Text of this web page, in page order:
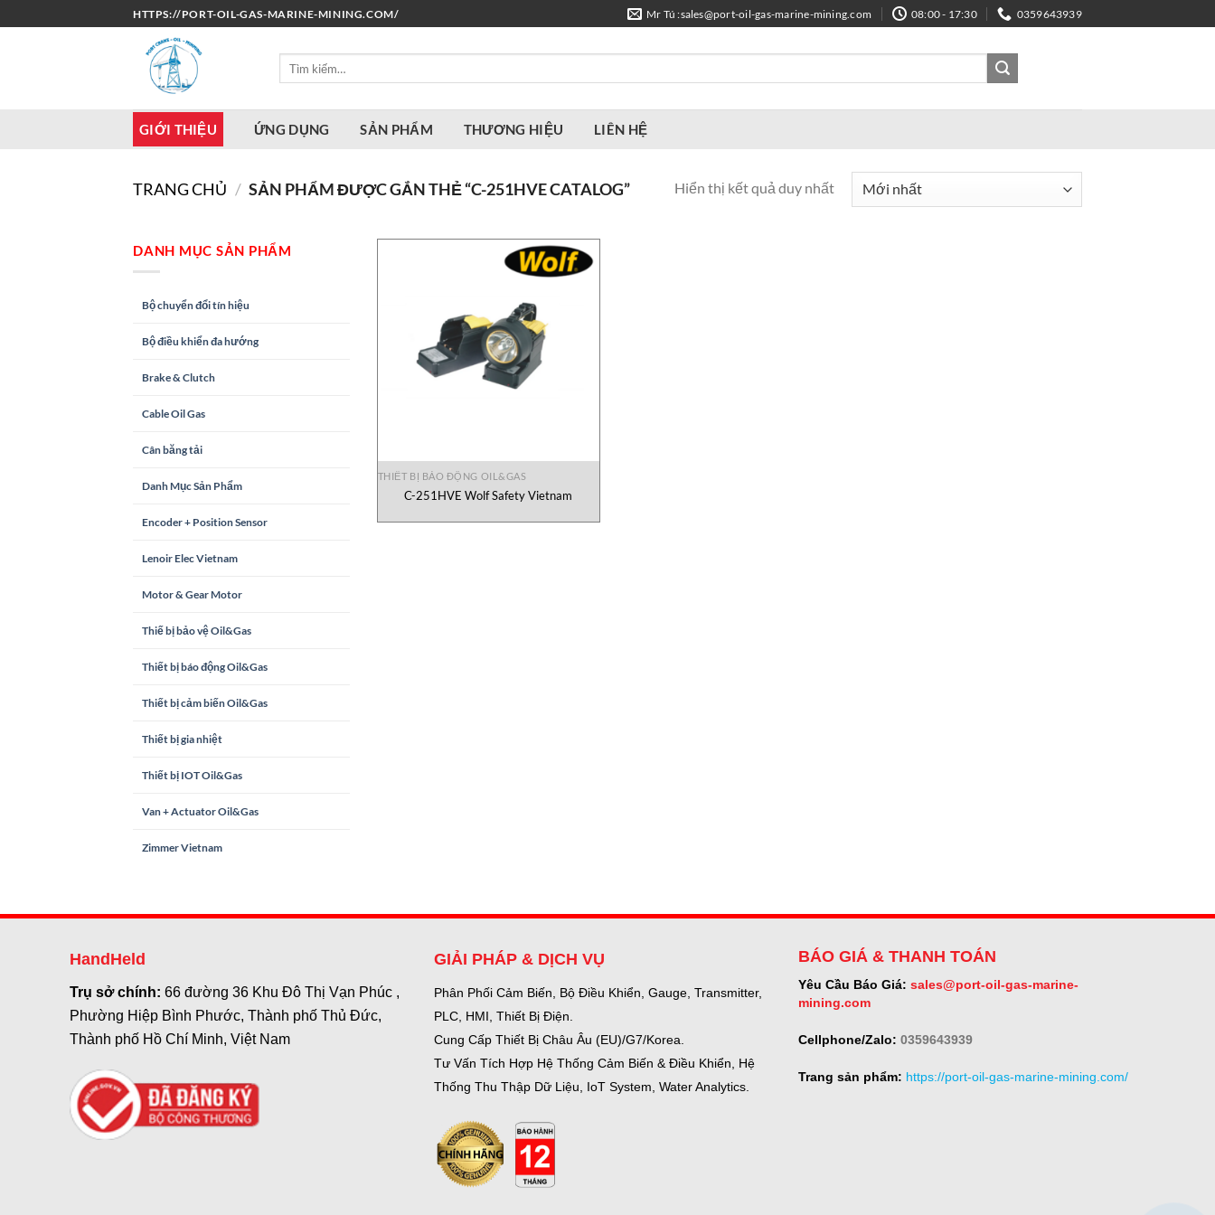
qua
HTTPS://PORT-OIL-GAS-MARINE-MINING.COM/ Mr Tú :sales@port-oil-gas-marine-mining.com 08:00 - 17:30 0359643939
GIỚI THIỆU ỨNG DỤNG SẢN PHẨM THƯƠNG HIỆU LIÊN HỆ
TRANG CHỦ / SẢN PHẨM ĐƯỢC GẮN THẺ “C-251HVE CATALOG” Hiển thị kết quả duy nhất
DANH MỤC SẢN PHẨM
Bộ chuyển đổi tín hiệu
Bộ điều khiển đa hướng
Brake & Clutch
Cable Oil Gas
Cân băng tải
Danh Mục Sản Phẩm
Encoder + Position Sensor
Lenoir Elec Vietnam
Motor & Gear Motor
Thiế bị bảo vệ Oil&Gas
Thiết bị báo động Oil&Gas
Thiết bị cảm biến Oil&Gas
Thiết bị gia nhiệt
Thiết bị IOT Oil&Gas
Van + Actuator Oil&Gas
Zimmer Vietnam
THIẾT BỊ BÁO ĐỘNG OIL&GAS
C-251HVE Wolf Safety Vietnam
HandHeld
Trụ sở chính: 66 đường 36 Khu Đô Thị Vạn Phúc ,
Phường Hiệp Bình Phước, Thành phố Thủ Đức,
Thành phố Hồ Chí Minh, Việt Nam
GIẢI PHÁP & DỊCH VỤ
Phân Phối Cảm Biến, Bộ Điều Khiển, Gauge, Transmitter,
PLC, HMI, Thiết Bị Điện.
Cung Cấp Thiết Bị Châu Âu (EU)/G7/Korea.
Tư Vấn Tích Hợp Hệ Thống Cảm Biến & Điều Khiển, Hệ
Thống Thu Thập Dữ Liệu, IoT System, Water Analytics.
BÁO GIÁ & THANH TOÁN
Yêu Cầu Báo Giá: sales@port-oil-gas-marine-
mining.com
Cellphone/Zalo: 0359643939
Trang sản phẩm: https://port-oil-gas-marine-mining.com/